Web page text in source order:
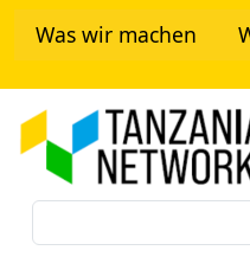
Was wir machen